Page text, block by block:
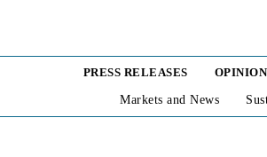
PRESS RELEASES
Markets and News